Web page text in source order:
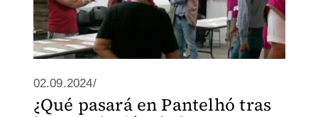
02.09.2024/
¿Qué pasará en Pantelhó tras